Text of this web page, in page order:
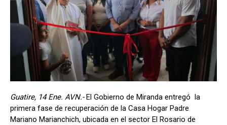
Guatire, 14 Ene. AVN.-El Gobierno de Miranda entregó la
primera fase de recuperación de la Casa Hogar Padre
Mariano Marianchich, ubicada en el sector El Rosario de